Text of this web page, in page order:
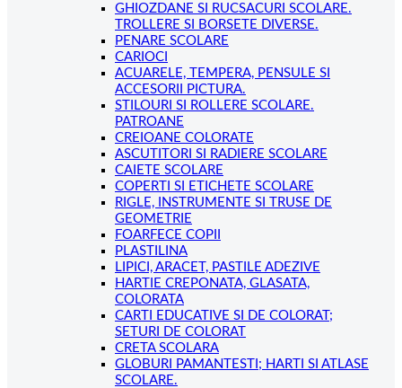
GHIOZDANE SI RUCSACURI SCOLARE.
TROLLERE SI BORSETE DIVERSE.
PENARE SCOLARE
CARIOCI
ACUARELE, TEMPERA, PENSULE SI
ACCESORII PICTURA.
STILOURI SI ROLLERE SCOLARE.
PATROANE
CREIOANE COLORATE
ASCUTITORI SI RADIERE SCOLARE
CAIETE SCOLARE
COPERTI SI ETICHETE SCOLARE
RIGLE, INSTRUMENTE SI TRUSE DE
GEOMETRIE
FOARFECE COPII
PLASTILINA
LIPICI, ARACET, PASTILE ADEZIVE
HARTIE CREPONATA, GLASATA,
COLORATA
CARTI EDUCATIVE SI DE COLORAT;
SETURI DE COLORAT
CRETA SCOLARA
GLOBURI PAMANTESTI; HARTI SI ATLASE
SCOLARE.